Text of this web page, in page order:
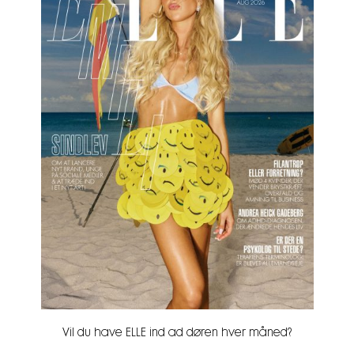
Vil du have ELLE ind ad døren hver måned?